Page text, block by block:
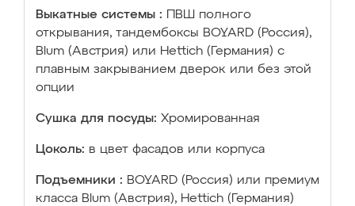
Выкатные системы :
ПВШ полного
открывания, тандембоксы BOYARD (Россия),
Blum (Австрия) или Hettich (Германия) с
плавным закрыванием дверок или без этой
опции
Сушка для посуды: Хромированная
Цоколь: в цвет фасадов или корпуса
Подъемники : BOYARD (Россия) или премиум
класса Blum (Австрия), Hettich (Германия)